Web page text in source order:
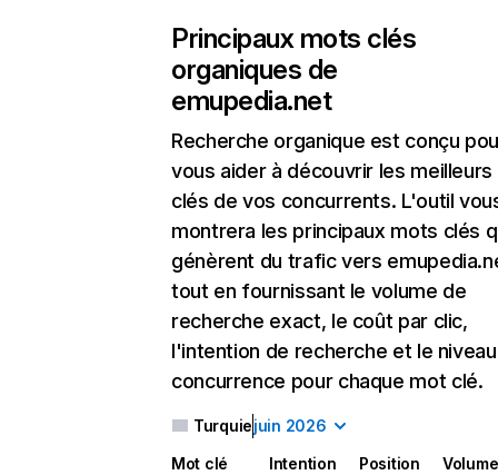
Principaux mots clés
organiques de
emupedia.net
Recherche organique est conçu
vous aider à découvrir les
clés de vos concurrents. L'outil
montrera les principaux mots clés
génèrent du trafic vers
tout en fournissant le volume de
recherche exact, le coût par clic,
l'intention de recherche et le
concurrence pour chaque mot clé.
Turquiejuin 2026
Mot clé Intention Position
Volume